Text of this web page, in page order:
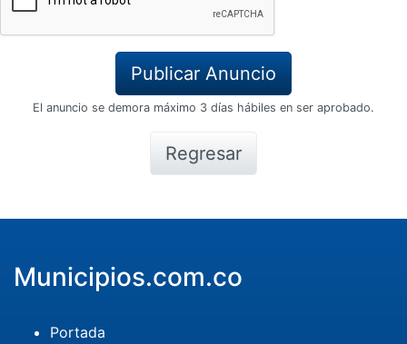
El anuncio se demora máximo 3 días hábiles en ser aprobado.
Regresar
Municipios.com.co
Portada